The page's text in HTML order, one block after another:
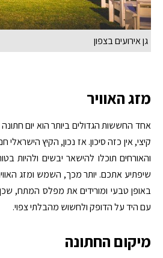
גן אירועים בצפון
מזג האוויר
אחד החששות הגדולים ביותר הוא יום
קיצי, אין כזה סיכון. אז נכון, הקיץ
והאורחים תוכלו להישאר יבשים ולהיות
שיפתיע אתכם. יותר מכך, השמש ומזג
באופן טבעי ומורידים את מפלס המתח,
עם היד על הדופק ולחשוש מהבלתי צפוי.
מיקום החתונה